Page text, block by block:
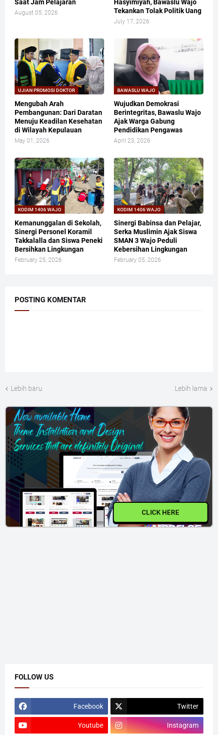
Saat Jam Pelajaran
August 05, 2026
Hasyimiyah, Bawaslu Wajo
Tekankan Tolak Politik Uang
July 17, 2026
UJIAN PROMOSI DOKTOR
Mengubah Arah
Pembangunan: Dari Daratan
Menuju Keadilan Kesehatan
di Wilayah Kepulauan
May 01, 2026
BAWASLU WAJO
Wujudkan Demokrasi
Berintegritas, Bawaslu Wajo
Ajak Warga Gabung
Pendidikan Pengawas
April 23, 2026
KODIM 1406 WAJO
​Kemanunggalan di Sekolah,
Sinergi Personel Koramil
Takkalalla dan Siswa Peneki
Bersihkan Lingkungan
February 25, 2026
KODIM 1406 WAJO
​Sinergi Babinsa dan Pelajar,
Serka Muslimin Ajak Siswa
SMAN 3 Wajo Peduli
Kebersihan Lingkungan
February 05, 2026
POSTING KOMENTAR
Lebih baru Lebih lama
CLICK HERE
FOLLOW US
Facebook Twitter
Youtube Instagram